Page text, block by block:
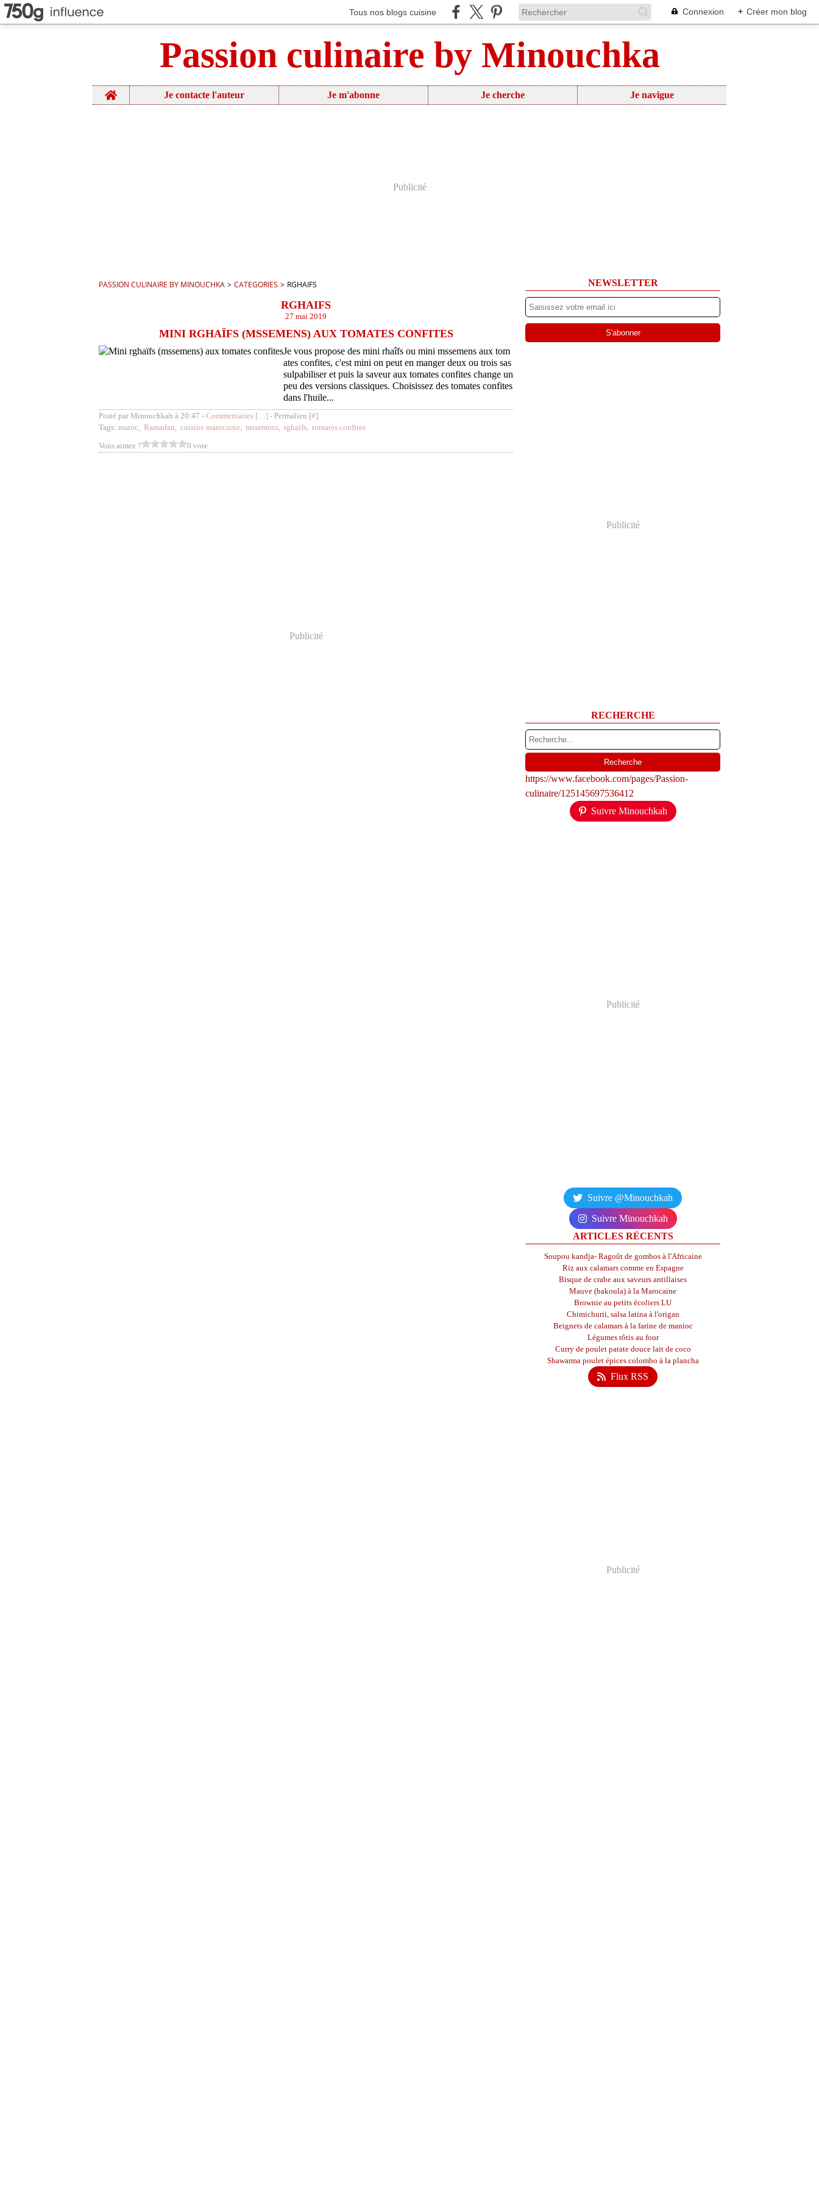
Tous nos blogs cuisine Connexion + Créer mon blog
Passion culinaire by Minouchka
Home Je contacte l'auteur Je m'abonne Je cherche Je navigue
Publicité
PASSION CULINAIRE BY MINOUCHKA > CATEGORIES > RGHAIFS
RGHAIFS
27 mai 2019
MINI RGHAÏFS (MSSEMENS) AUX TOMATES CONFITES
Je vous propose des mini rhaîfs ou mini mssemens aux tom
ates confites, c'est mini on peut en manger deux ou trois sas
sulpabiliser et puis la saveur aux tomates confites change un
peu des versions classiques. Choisissez des tomates confites
dans l'huile...
Posté par Minouchkah à 20:47 - Commentaires […] - Permalien [#]
Tags: maroc, Ramadan, cuisine marocaine, mssemens, rghaïfs, tomates confites
Vous aimez ?
0 vote
Publicité
NEWSLETTER
Publicité
RECHERCHE
https://www.facebook.com/pages/Passion-
culinaire/125145697536412
Suivre Minouchkah
Publicité
Suivre @Minouchkah
Suivre Minouchkah
ARTICLES RÉCENTS
Soupou kandja- Ragoût de gombos à l'Africaine
Riz aux calamars comme en Espagne
Bisque de crabe aux saveurs antillaises
Mauve (bakoula) à la Marocaine
Brownie au petits écoliers LU
Chimichurii, salsa latina à l'origan
Beignets de calamars à la farine de manioc
Légumes rôtis au four
Curry de poulet patate douce lait de coco
Shawarma poulet épices colombo à la plancha
Flux RSS
Publicité